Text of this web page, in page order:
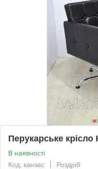
Перукарське крісло
В наявності
Код: канзас
Роздріб